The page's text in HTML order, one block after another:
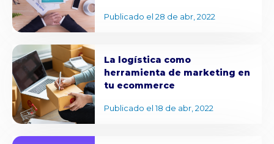
Publicado el 28 de abr, 2022
Publicado el 18 de abr, 2022
La logística como
herramienta de marketing en
tu ecommerce